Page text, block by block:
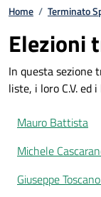
Home / Terminato
Elezioni
In questa sezione
liste, i loro C.V. ed
Mauro Battista
Michele
Giuseppe